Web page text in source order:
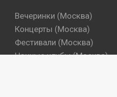
Вечеринки (Москва)
Концерты (Москва)
Фестивали (Москва)
Ночные клубы (Москва)